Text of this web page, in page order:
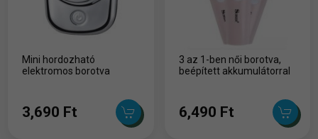
Mini hordozható
elektromos borotva
3,690 Ft
3 az 1-ben női borotva,
beépített akkumulátorral
6,490 Ft